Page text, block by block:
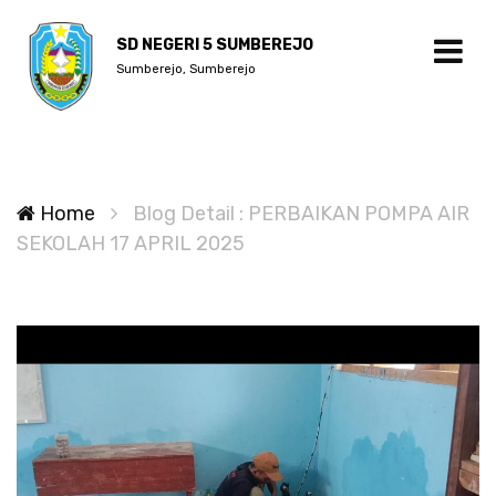
SD NEGERI 5 SUMBEREJO
Sumberejo, Sumberejo
Home
Blog Detail : PERBAIKAN POMPA AIR
SEKOLAH 17 APRIL 2025